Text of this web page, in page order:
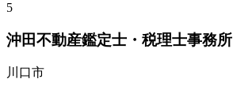
5
沖田不動産鑑定士・税理士事務所
川口市